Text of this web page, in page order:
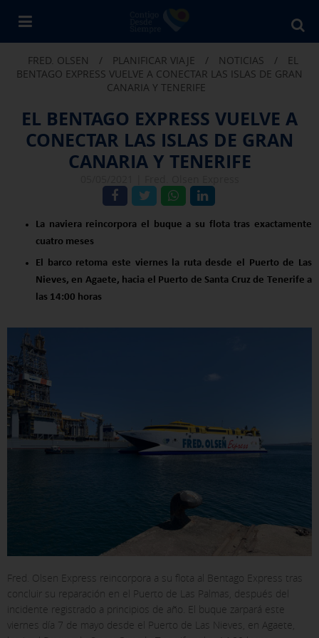
FRED. OLSEN / PLANIFICAR VIAJE / NOTICIAS /
EL
BENTAGO EXPRESS VUELVE A CONECTAR LAS ISLAS DE GRAN
CANARIA Y TENERIFE
EL BENTAGO EXPRESS VUELVE A
CONECTAR LAS ISLAS DE GRAN
CANARIA Y TENERIFE
La naviera reincorpora el buque a su flota tras exactamente
cuatro meses
El barco retoma este viernes la ruta desde el Puerto de Las
Nieves, en Agaete, hacia el Puerto de Santa Cruz de Tenerife a
las 14:00 horas
Fred. Olsen Express reincorpora a su flota al Bentago Express tras
concluir su reparación en el Puerto de Las Palmas, después del
incidente registrado a principios de año. El buque zarpará este
viernes día 7 de mayo desde el Puerto de Las Nieves, en Agaete,